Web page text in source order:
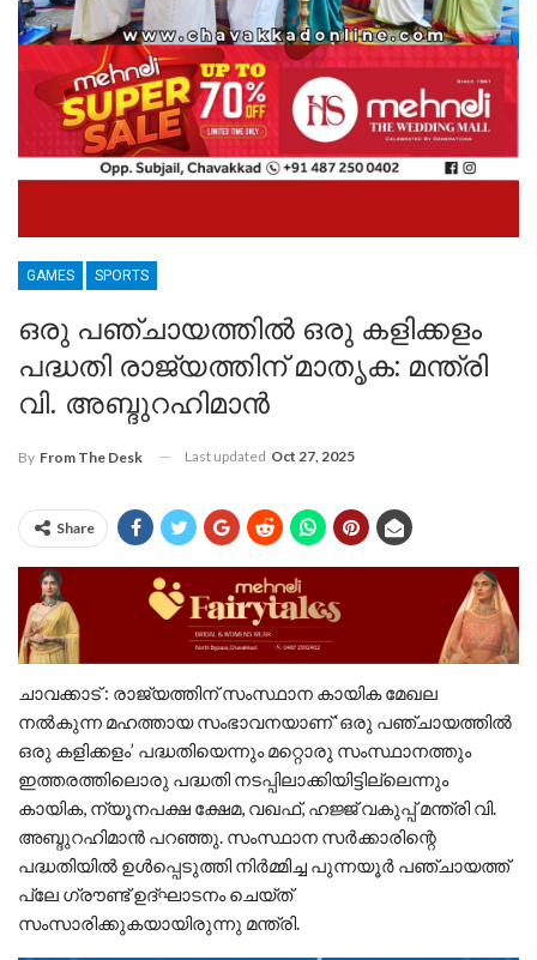
GAMES SPORTS
ഒരു പഞ്ചായത്തില്‍ ഒരു കളിക്കളം
പദ്ധതി രാജ്യത്തിന് മാതൃക: മന്ത്രി
വി. അബ്ദുറഹിമാന്‍
By From The Desk Last updated Oct 27, 2025
Share
ചാവക്കാട് : രാജ്യത്തിന് സംസ്ഥാന കായിക മേഖല
നല്‍കുന്ന മഹത്തായ സംഭാവനയാണ് ‘ഒരു പഞ്ചായത്തില്‍
ഒരു കളിക്കളം’ പദ്ധതിയെന്നും മറ്റൊരു സംസ്ഥാനത്തും
ഇത്തരത്തിലൊരു പദ്ധതി നടപ്പിലാക്കിയിട്ടില്ലെന്നും
കായിക, ന്യൂനപക്ഷ ക്ഷേമ, വഖഫ്, ഹജ്ജ് വകുപ്പ് മന്ത്രി വി.
അബ്ദുറഹിമാന്‍ പറഞ്ഞു. സംസ്ഥാന സര്‍ക്കാരിന്റെ
പദ്ധതിയില്‍ ഉള്‍പ്പെടുത്തി നിര്‍മ്മിച്ച പുന്നയൂര്‍ പഞ്ചായത്ത്
പ്ലേ ഗ്രൗണ്ട് ഉദ്ഘാടനം ചെയ്ത്
സംസാരിക്കുകയായിരുന്നു മന്ത്രി.